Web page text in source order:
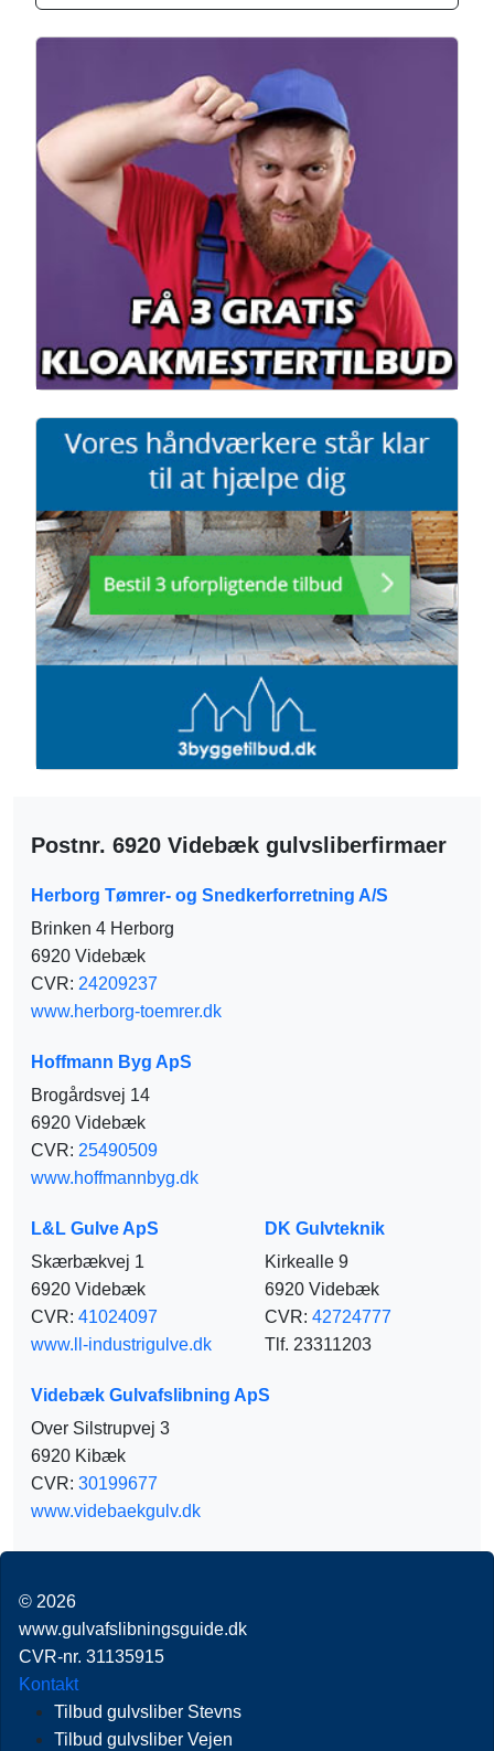
Postnr. 6920 Videbæk gulvsliberfirmaer
Herborg Tømrer- og Snedkerforretning A/S
Brinken 4 Herborg
6920 Videbæk
CVR: 24209237
www.herborg-toemrer.dk
Hoffmann Byg ApS
Brogårdsvej 14
6920 Videbæk
CVR: 25490509
www.hoffmannbyg.dk
L&L Gulve ApS
Skærbækvej 1
6920 Videbæk
CVR: 41024097
www.ll-industrigulve.dk
DK Gulvteknik
Kirkealle 9
6920 Videbæk
CVR: 42724777
Tlf. 23311203
Videbæk Gulvafslibning ApS
Over Silstrupvej 3
6920 Kibæk
CVR: 30199677
www.videbaekgulv.dk
© 2026
www.gulvafslibningsguide.dk
CVR-nr. 31135915
Kontakt
Tilbud gulvsliber Stevns
Tilbud gulvsliber Vejen